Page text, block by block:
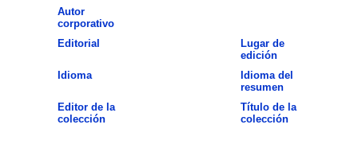
Autor
corporativo
Editorial
Lugar de
edición
Idioma
Idioma del
resumen
Editor de la
colección
Título de la
colección